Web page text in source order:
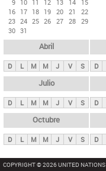
n
c
i
p
l
e
s
9 10 11 12 13 14
15
16 17 18 19 20 21
22
23 24 25 26 27 28 29
30 31
Abril
D L M M J V S D
Julio
D L M M J V S D
Octubre
D L M M J V S D
COPYRIGHT © 2026 UNITED NATIONS